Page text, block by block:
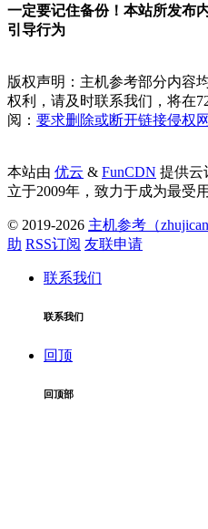
一定要记住备份！本站所发布
引导行为
版权声明：主机参考部分内容
权利，请及时联系我们，将在
阅： 要求删除或断开链接侵权
本站由 优云 & FunCDN 提供云
立于2009年，致力于成为最受
© 2019-2026 主机参考（
助 RSS订阅 友联申请
联系我们
联系我们
回顶
回顶部